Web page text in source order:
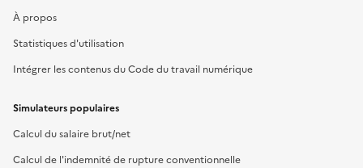
À propos
Statistiques d'utilisation
Intégrer les contenus du Code du travail numérique
Simulateurs populaires
Calcul du salaire brut/net
Calcul de l'indemnité de rupture conventionnelle